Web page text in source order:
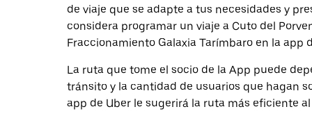
de viaje que se adapte a tus necesidades y
considera programar un viaje a Cuto del
Fraccionamiento Galaxia Tarímbaro en la app
La ruta que tome el socio de la App puede
tránsito y la cantidad de usuarios que hagan
app de Uber le sugerirá la ruta más eficiente